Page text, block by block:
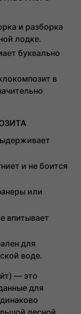
и разборка
лодке.
буквально
в
и не боится
или
впитывает
для
воде.
— это
для
лесной